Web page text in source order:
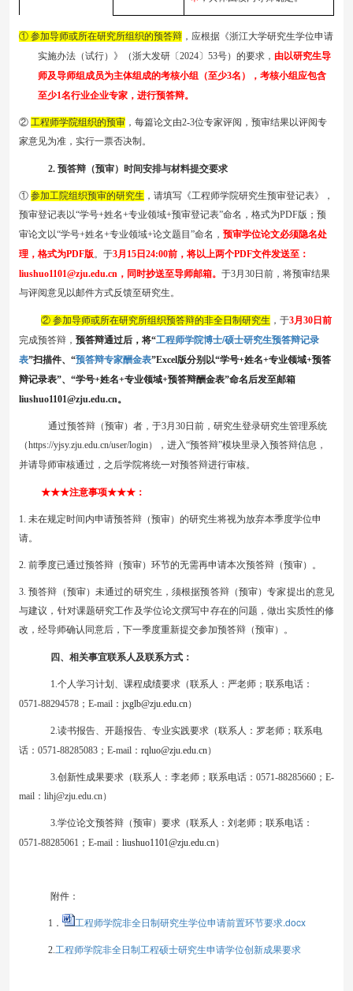
① 参加导师或所在研究所组织的预答辩 ，应根据《浙江大学研究生学位申请
实施办法（试行）》（浙大发研〔2024〕 53号）的要求， 由以研究生导
师及导师组成员为主体组成的考核小组 （至少3名） ， 考核小组应包含
至少1名行业企业专家， 进行预答辩。
② 工程师学院组织的预审 ，每篇论文由2-3位专家评阅，预审结果以评阅专
家意见为准，实行一票否决制。
2. 预答辩（预审） 时间安排与材料提交要求
① 参加工院组织预审的研究生 ，请填写《工程师学院研究生预审登记表》，
预审登记表以“学号+姓名+专业领域+预审登记表”命名， 格式为PDF版； 预
审论文以“学号+姓名+专业领域+论文题目”命名， 预审学位论文必须隐名处
理，格式为PDF版。于3月 15 日 24:00前， 将以上两个PDF文件发送至：
liushuo1101@zju.edu.cn ， 同时抄送至导师邮箱。 于3月 30日前，将预审结果
与评阅意见以邮件方式反馈至研究生。
② 参加导师或所在研究所组织预答辩的非全日制研究生 ，于3月 30 日前
完成预答辩， 预答辩通过后，将“工程师学院博士/硕士研究生预答辩记录
表”扫描件、“预答辩专家酬金表”Excel版分别以“学号+姓名+专业领域+预答
辩记录表”、“学号+姓名+专业领域+预答辩酬金表”命名后发至邮箱
liushuo1101@zju.edu.cn。
通过预答辩（预审）者， 于3月 30日前 ， 研究生登录研究生管理系统
（https://yjsy.zju.edu.cn/user/login） ， 进入“预答辩”模块里录入预答辩信息，
并请导师审核通过，之后学院将统一对预答辩进行审核。
★★★注意事项★★★ ：
1. 未在规定时间内申请预答辩（预审） 的研究生将视为放弃本季度学位申
请。
2. 前季度已通过预答辩（预审） 环节的无需再申请本次预答辩（预审） 。
3.预答辩（预审） 未通过的研究生，须根据预答辩（预审）专家提出的意见
与建议，针对课题研究工作及学位论文撰写中存在的问题，做出实质性的修
改，经导师确认同意后，下一季度重新提交参加预答辩（预审） 。
四、相关事宜联系人及联系方式：
1.个人学习计划 、 课程成绩要求（联系人：严老师； 联系电话 ：
0571-88294578 ； E-mail ： jxglb@zju.edu.cn）
2.读书报告、 开题报告、专业实践要求 （联系人：罗老师；联系电
话： 0571-88285083；E-mail： rqluo@zju.edu.cn）
3.创新性成果要求（联系人：李老师；联系电话：0571-88285660；E-
mail：lihj@zju.edu.cn）
3.学位论文预答辩（预审）要求（联系人： 刘 老师；联系电话：
0571-88285061 ； E-mail： liushuo1101@zju.edu.cn）
附件：
1． 工程师学院非全日制研究生学位申请前置环节要求.docx
2.工程师学院非全日制工程硕士研究生申请学位创新成果要求